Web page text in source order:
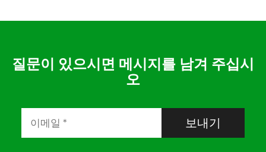
질문이 있으시면 메시지를 남겨 주십시
오
보내기